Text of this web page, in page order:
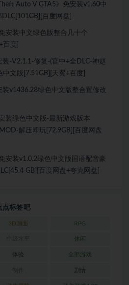
Auto V GTA5》免安装v1.60中
百度网盘]
安装中文绿色版整合几十个
度]
装-V2.1.1-修复-(官中+全DLC-神赵
文版[7.51GB][天翼+百度]
装v1436.28绿色中文版整合置修改
装绿色中文版-最新游戏版本
解压即玩[72.9GB][百度网盘
安装v1.0.2绿色中文版国语配音豪
GB][百度网盘+夸克网盘]
点标签吧
3D画面 RPG
休闲
体验 全部游戏
剧情